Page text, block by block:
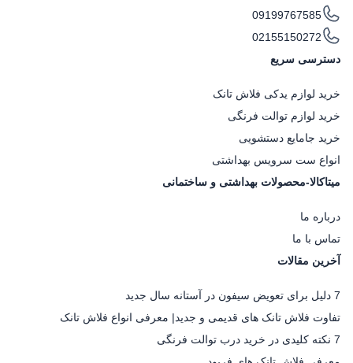
09199767585
02155150272
دسترسی سریع
خرید لوازم یدکی فلاش تانک
خرید لوازم توالت فرنگی
خرید جامایع دستشویی
انواع ست سرویس بهداشتی
میتاکالا-محصولات بهداشتی و ساختمانی
درباره ما
تماس با ما
آخرین مقالات
7 دلیل برای تعویض سیفون در آستانه سال جدید
تفاوت فلاش تانک های قدیمی و جدید| معرفی انواع فلاش تانک
7 نکته کلیدی در خرید درب توالت فرنگی